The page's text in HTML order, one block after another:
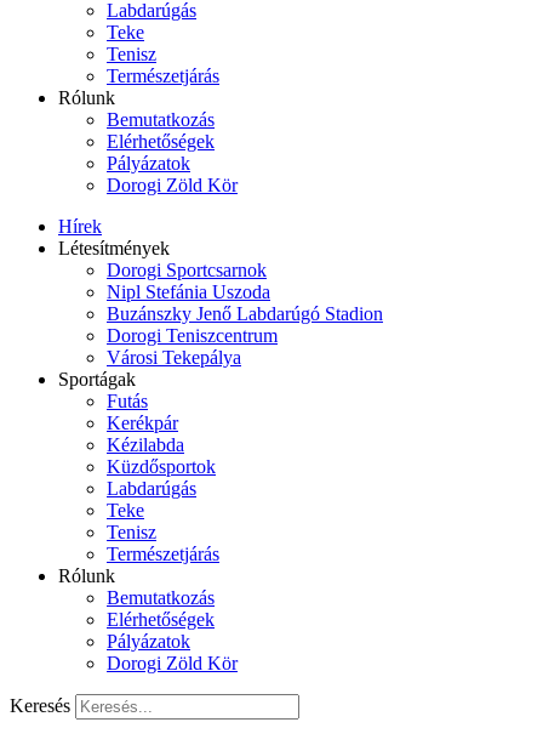
Labdarúgás
Teke
Tenisz
Természetjárás
Rólunk
Bemutatkozás
Elérhetőségek
Pályázatok
Dorogi Zöld Kör
Hírek
Létesítmények
Dorogi Sportcsarnok
Nipl Stefánia Uszoda
Buzánszky Jenő Labdarúgó Stadion
Dorogi Teniszcentrum
Városi Tekepálya
Sportágak
Futás
Kerékpár
Kézilabda
Küzdősportok
Labdarúgás
Teke
Tenisz
Természetjárás
Rólunk
Bemutatkozás
Elérhetőségek
Pályázatok
Dorogi Zöld Kör
Keresés